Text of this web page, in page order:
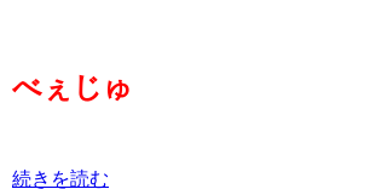
べぇじゅ
続きを読む